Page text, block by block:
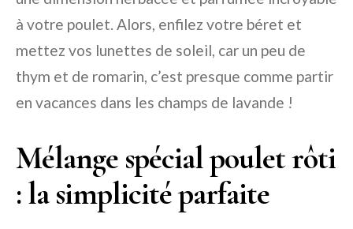
à votre poulet. Alors, enfilez votre béret et
mettez vos lunettes de soleil, car un peu de
thym et de romarin, c’est presque comme partir
en vacances dans les champs de lavande !
Mélange spécial poulet rôti
: la simplicité parfaite